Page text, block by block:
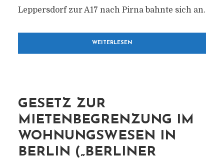
Leppersdorf zur A17 nach Pirna bahnte sich an.
WEITERLESEN
GESETZ ZUR
MIETENBEGRENZUNG IM
WOHNUNGSWESEN IN
BERLIN („BERLINER